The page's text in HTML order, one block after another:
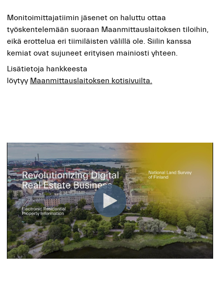
Monitoimittajatiimin jäsenet on haluttu ottaa
työskentelemään suoraan Maanmittauslaitoksen tiloihin,
eikä erottelua eri tiimiläisten välillä ole. Siilin kanssa
kemiat ovat sujuneet erityisen mainiosti yhteen.
Lisätietoja hankkeesta
löytyy Maanmittauslaitoksen kotisivuilta.